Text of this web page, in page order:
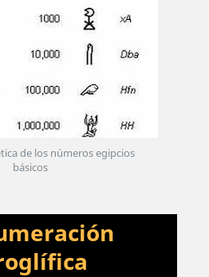
de los números egipcios
básicos